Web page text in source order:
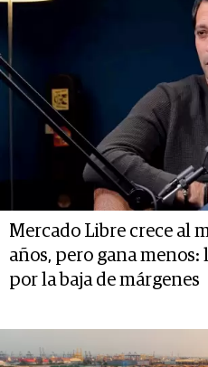
Mercado Libre crece al
años, pero gana menos:
por la baja de márgenes